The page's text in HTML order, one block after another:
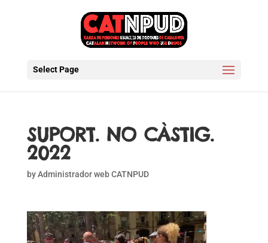
Select Page
SUPORT. NO CÀSTIG.
2022
byAdministrador web CATNPUD